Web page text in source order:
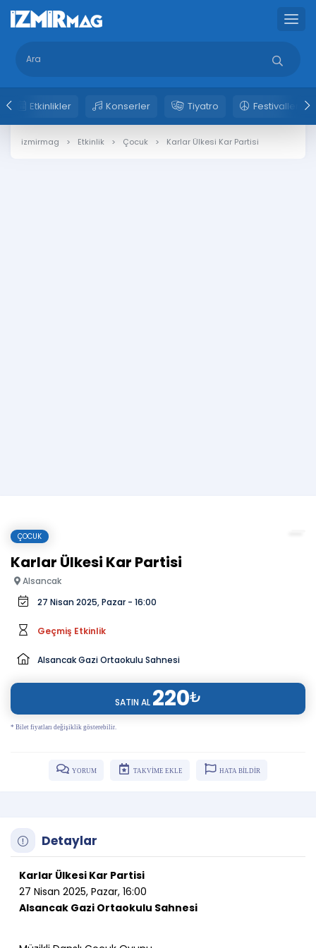
Etkinlikler Konserler Tiyatro Festivaller
izmirmag Etkinlik Çocuk Karlar Ülkesi Kar Partisi
ÇOCUK
Karlar Ülkesi Kar Partisi
Alsancak
27 Nisan 2025, Pazar - 16:00
Geçmiş Etkinlik
Alsancak Gazi Ortaokulu Sahnesi
SATIN AL 220₺
* Bilet fiyatları değişiklik gösterebilir.
YORUM TAKVİME EKLE HATA BİLDİR
Detaylar
Karlar Ülkesi Kar Partisi
27 Nisan 2025, Pazar, 16:00
Alsancak Gazi Ortaokulu Sahnesi